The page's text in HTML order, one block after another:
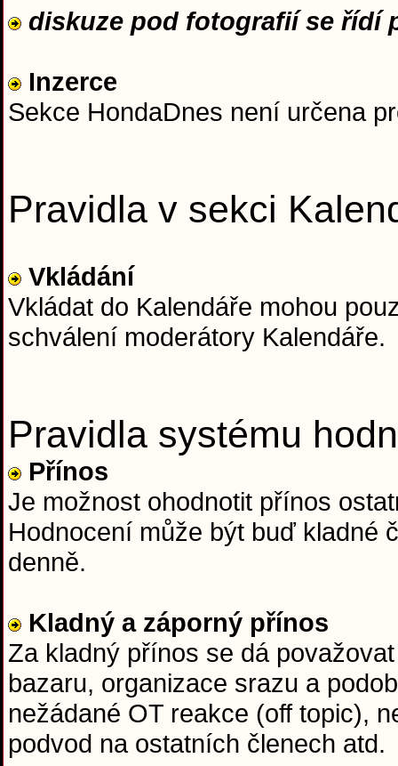
diskuze pod fotografií se řídí
Inzerce
Sekce HondaDnes není určena
Pravidla v sekci
Vkládání
Vkládat do Kalendáře mohou
schválení moderátory Kalendáře.
Pravidla systému
Přínos
Je možnost ohodnotit přínos
Hodnocení může být buď kladné
denně.
Kladný a záporný přínos
Za kladný přínos se dá
bazaru, organizace srazu a
nežádané OT reakce (off topic),
podvod na ostatních členech atd.